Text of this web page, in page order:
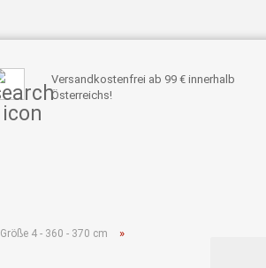
Suche...Versandkostenfrei ab 99 € innerhalb
Österreichs!
Größe 4 - 360 - 370 cm »